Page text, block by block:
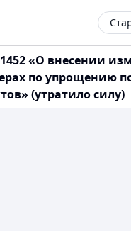
«О внесении
по
(утратило силу)